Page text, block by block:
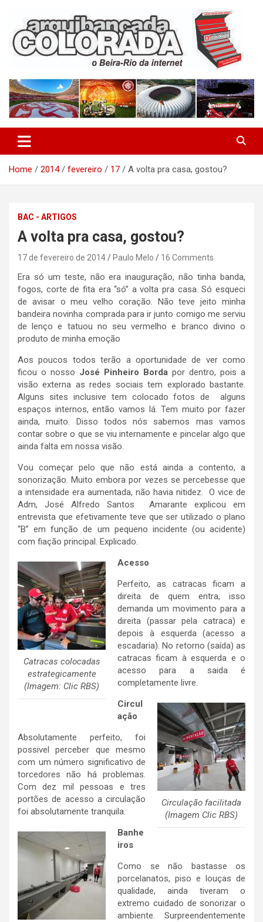
content
Arquibancada Colorada
Home 2014 fevereiro 17 A volta pra casa, gostou?
BAC - ARTIGOS
A volta pra casa, gostou?
17 de fevereiro de 2014 Paulo Melo 16 Comments
Era só um teste, não era inauguração, não tinha banda,
fogos, corte de fita era “só” a volta pra casa. Só esqueci
de avisar o meu velho coração. Não teve jeito minha
bandeira novinha comprada para ir junto comigo me serviu
de lenço e tatuou no seu vermelho e branco divino o
produto de minha emoção
Aos poucos todos terão a oportunidade de ver como
ficou o nosso José Pinheiro Borda por dentro, pois a
visão externa as redes sociais tem explorado bastante.
Alguns sites inclusive tem colocado fotos de alguns
espaços internos, então vamos lá. Tem muito por fazer
ainda, muito. Disso todos nós sabemos mas vamos
contar sobre o que se viu internamente e pincelar algo que
ainda falta em nossa visão.
Vou começar pelo que não está ainda a contento, a
sonorização. Muito embora por vezes se percebesse que
a intensidade era aumentada, não havia nitidez. O vice de
Adm, José Alfredo Santos Amarante explicou em
entrevista que efetivamente teve que ser utilizado o plano
“B” em função de um pequeno incidente (ou acidente)
com fiação principal. Explicado.
Catracas colocadas
estrategicamente
(Imagem: Clic RBS)
Acesso
Perfeito, as catracas ficam a
direita de quem entra, isso
demanda um movimento para a
direita (passar pela catraca) e
depois à esquerda (acesso a
escadaria). No retorno (saída) as
catracas ficam à esquerda e o
acesso para a saida é
completamente livre.
Circulação facilitada
(Imagem Clic RBS)
Circul
ação
Absolutamente perfeito, foi
possivel perceber que mesmo
com um número significativo de
torcedores não há problemas.
Com dez mil pessoas e tres
portões de acesso a circulação
foi absolutamente tranquila.
Banhe
iros
Como se não bastasse os
porcelanatos, piso e louças de
qualidade, ainda tiveram o
extremo cuidado de sonorizar o
ambiente. Surpreendentemente